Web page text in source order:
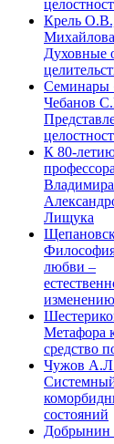
Крель
Духовные
Семинары
Чебанов
К 80-
профессора
Владимира
Лищука
любви –
Метафора
средство
Чужов
состояний